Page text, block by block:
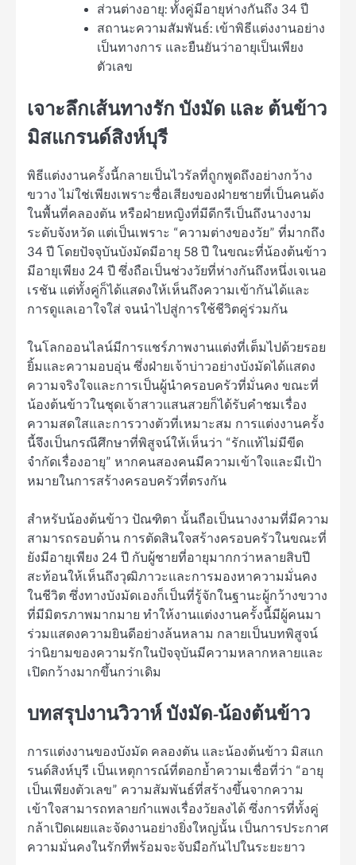
ส่วนต่างอายุ: ทั้งคู่มีอายุห่างกันถึง 34 ปี
สถานะความสัมพันธ์: เข้าพิธีแต่งงานอย่าง
เป็นทางการ และยืนยันว่าอายุเป็นเพียง
ตัวเลข
เจาะลึกเส้นทางรัก บังมัด และ ต้นข้าว
มิสแกรนด์สิงห์บุรี
พิธีแต่งงานครั้งนี้กลายเป็นไวรัลที่ถูกพูดถึงอย่างกว้าง
ขวาง ไม่ใช่เพียงเพราะชื่อเสียงของฝ่ายชายที่เป็นคนดัง
ในพื้นที่คลองตัน หรือฝ่ายหญิงที่มีดีกรีเป็นถึงนางงาม
ระดับจังหวัด แต่เป็นเพราะ “ความต่างของวัย” ที่มากถึง
34 ปี โดยปัจจุบันบังมัดมีอายุ 58 ปี ในขณะที่น้องต้นข้าว
มีอายุเพียง 24 ปี ซึ่งถือเป็นช่วงวัยที่ห่างกันถึงหนึ่งเจเนอ
เรชัน แต่ทั้งคู่ก็ได้แสดงให้เห็นถึงความเข้ากันได้และ
การดูแลเอาใจใส่ จนนำไปสู่การใช้ชีวิตคู่ร่วมกัน
ในโลกออนไลน์มีการแชร์ภาพงานแต่งที่เต็มไปด้วยรอย
ยิ้มและความอบอุ่น ซึ่งฝ่ายเจ้าบ่าวอย่างบังมัดได้แสดง
ความจริงใจและการเป็นผู้นำครอบครัวที่มั่นคง ขณะที่
น้องต้นข้าวในชุดเจ้าสาวแสนสวยก็ได้รับคำชมเรื่อง
ความสดใสและการวางตัวที่เหมาะสม การแต่งงานครั้ง
นี้จึงเป็นกรณีศึกษาที่พิสูจน์ให้เห็นว่า “รักแท้ไม่มีขีด
จำกัดเรื่องอายุ” หากคนสองคนมีความเข้าใจและมีเป้า
หมายในการสร้างครอบครัวที่ตรงกัน
สำหรับน้องต้นข้าว ปัณฑิตา นั้นถือเป็นนางงามที่มีความ
สามารถรอบด้าน การตัดสินใจสร้างครอบครัวในขณะที่
ยังมีอายุเพียง 24 ปี กับผู้ชายที่อายุมากกว่าหลายสิบปี
สะท้อนให้เห็นถึงวุฒิภาวะและการมองหาความมั่นคง
ในชีวิต ซึ่งทางบังมัดเองก็เป็นที่รู้จักในฐานะผู้กว้างขวาง
ที่มีมิตรภาพมากมาย ทำให้งานแต่งงานครั้งนี้มีผู้คนมา
ร่วมแสดงความยินดีอย่างล้นหลาม กลายเป็นบทพิสูจน์
ว่านิยามของความรักในปัจจุบันมีความหลากหลายและ
เปิดกว้างมากขึ้นกว่าเดิม
บทสรุปงานวิวาห์ บังมัด-น้องต้นข้าว
การแต่งงานของบังมัด คลองตัน และน้องต้นข้าว มิสแก
รนด์สิงห์บุรี เป็นเหตุการณ์ที่ตอกย้ำความเชื่อที่ว่า “อายุ
เป็นเพียงตัวเลข” ความสัมพันธ์ที่สร้างขึ้นจากความ
เข้าใจสามารถทลายกำแพงเรื่องวัยลงได้ ซึ่งการที่ทั้งคู่
กล้าเปิดเผยและจัดงานอย่างยิ่งใหญ่นั้น เป็นการประกาศ
ความมั่นคงในรักที่พร้อมจะจับมือกันไปในระยะยาว